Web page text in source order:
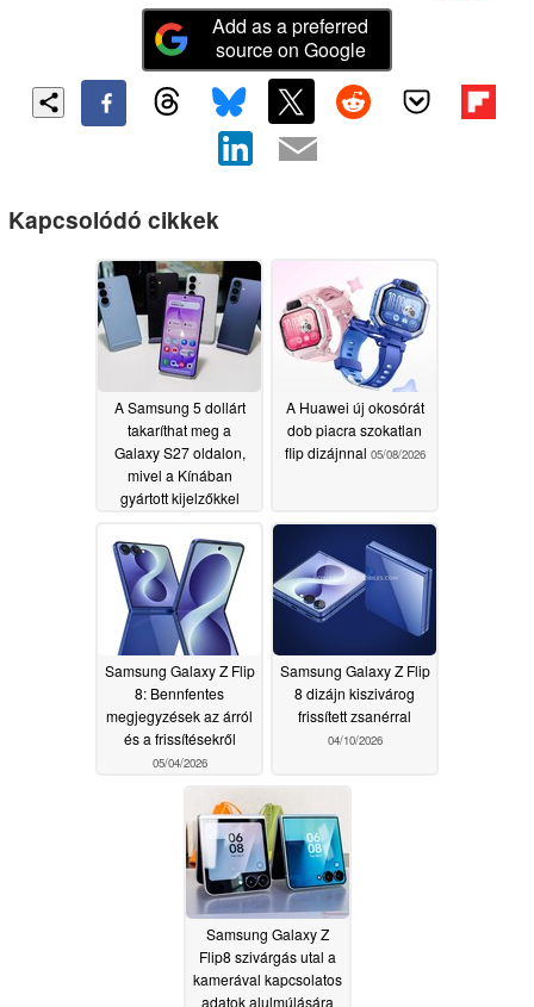
Add as a preferred
source on Google
Kapcsolódó cikkek
A Samsung 5 dollárt
takaríthat meg a
Galaxy S27 oldalon,
mivel a Kínában
gyártott kijelzőkkel
A Huawei új okosórát
dob piacra szokatlan
flip dizájnnal 05/08/2026
Samsung Galaxy Z Flip
8: Bennfentes
megjegyzések az árról
és a frissítésekről
05/04/2026
Samsung Galaxy Z Flip
8 dizájn kiszivárog
frissített zsanérral
04/10/2026
Samsung Galaxy Z
Flip8 szivárgás utal a
kamerával kapcsolatos
adatok alulmúlására